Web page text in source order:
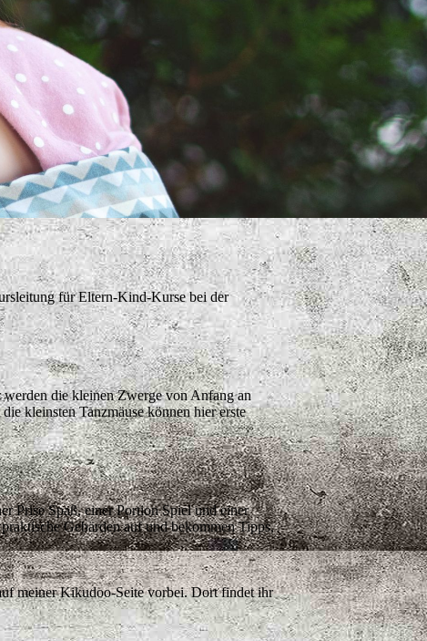
für Eltern-Kind-Kurse bei der
die kleinen Zwerge von Anfang an
kleinsten Tanzmäuse können hier erste
Prise Spaß, einer Portion Spiel und einer
Gebärden auf und bekommen Tipps,
meiner Kikudoo-Seite vorbei. Dort findet ihr